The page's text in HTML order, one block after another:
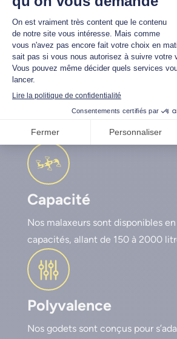
Pourquoi choisir
malaxeur Warzée
Capacité
Nos malaxeurs sont disponibles
capacités, allant de 150 à 2000
Polyvalence
Nos godets sont conçus pour